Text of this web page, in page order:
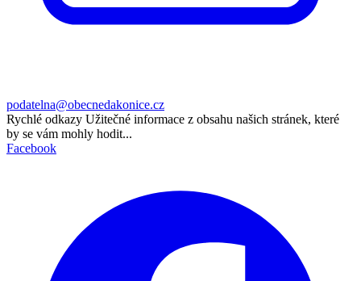
podatelna@obecnedakonice.cz
Rychlé odkazy Užitečné informace z obsahu našich stránek, které
by se vám mohly hodit...
Facebook